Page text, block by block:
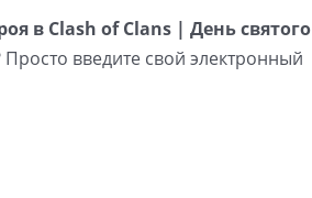
в Clash of Clans | День святого
введите свой электронный